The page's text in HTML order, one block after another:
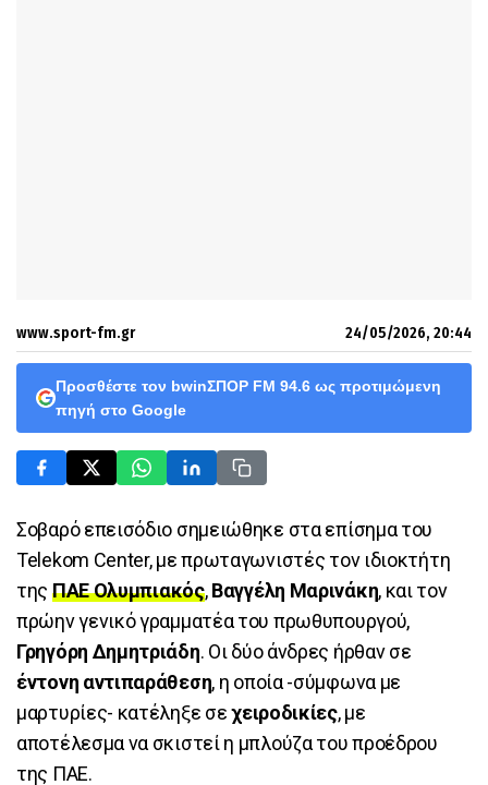
www.sport-fm.gr 24/05/2026, 20:44
Προσθέστε τον bwinΣΠΟΡ FM 94.6 ως προτιμώμενη
πηγή στο Google
Σοβαρό επεισόδιο σημειώθηκε στα επίσημα του
Telekom Center, με πρωταγωνιστές τον ιδιοκτήτη
της ΠΑΕ Ολυμπιακός,Βαγγέλη Μαρινάκη, και τον
πρώην γενικό γραμματέα του πρωθυπουργού,
Γρηγόρη Δημητριάδη. Οι δύο άνδρες ήρθαν σε
έντονη αντιπαράθεση, η οποία -σύμφωνα με
μαρτυρίες- κατέληξε σεχειροδικίες, με
αποτέλεσμα να σκιστεί η μπλούζα του προέδρου
της ΠΑΕ.